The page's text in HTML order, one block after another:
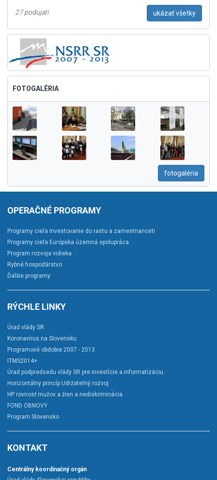
27 podujatí ukázať všetky
FOTOGALÉRIA
fotogaléria
OPERAČNÉ PROGRAMY
Programy cieľa Investovanie do rastu a zamestnanosti
Programy cieľa Európska územná spolupráca
Program rozvoja vidieka
Rybné hospodárstvo
Ďalšie programy
RÝCHLE LINKY
Úrad vlády SR
Koronavírus na Slovensku
Programové obdobie 2007 - 2013
ITMS2014+
Úrad podpredsedu vlády SR pre investície a informatizáciu
Horizontálny princíp Udržateľný rozvoj
HP rovnosť mužov a žien a nediskriminácia
FOND OBNOVY
Program Slovensko
KONTAKT
Centrálny koordinačný orgán